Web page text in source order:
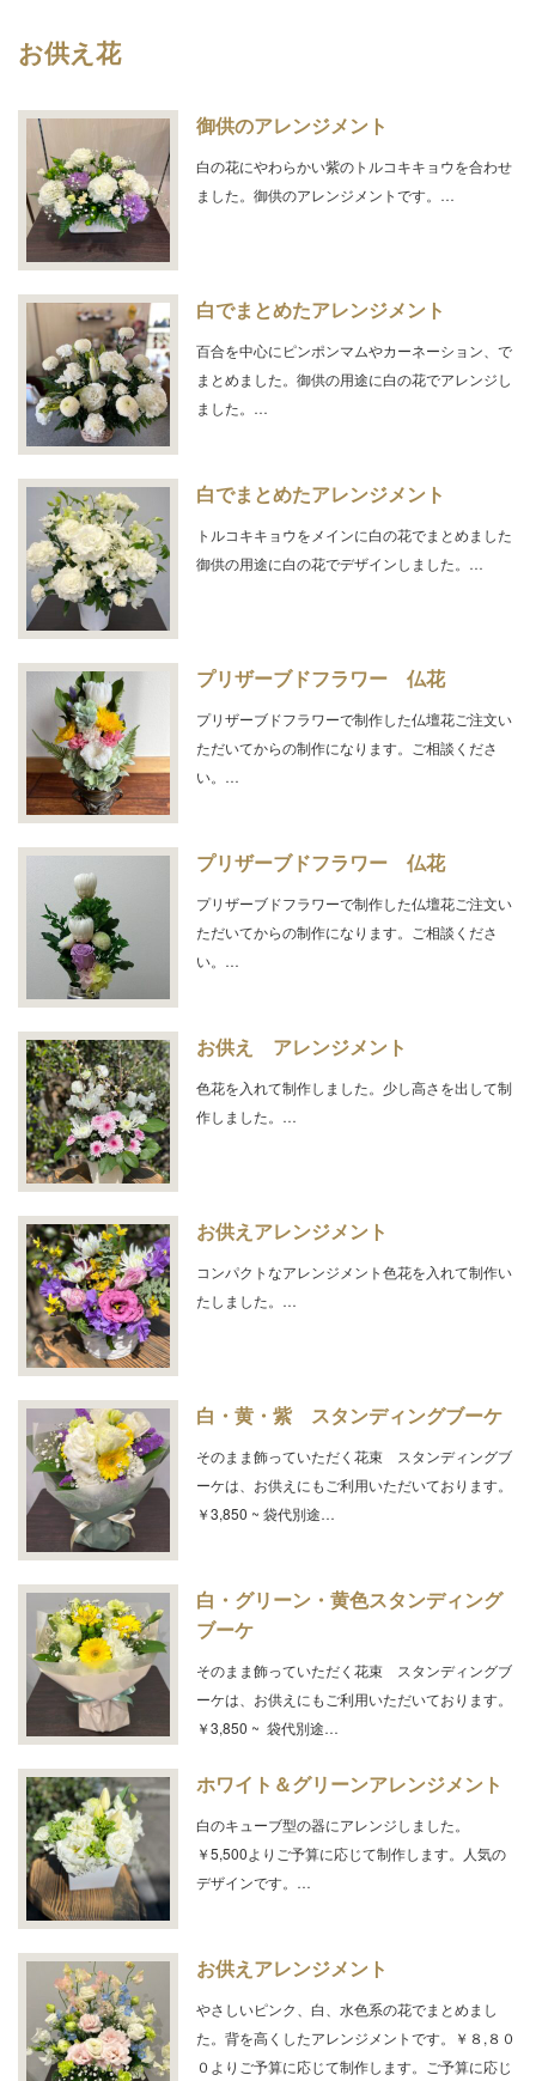
お供え花
御供のアレンジメント
白の花にやわらかい紫のトルコキキョウを合わせ
ました。御供のアレンジメントです。…
白でまとめたアレンジメント
百合を中心にピンポンマムやカーネーション、で
まとめました。御供の用途に白の花でアレンジし
ました。…
白でまとめたアレンジメント
トルコキキョウをメインに白の花でまとめました
御供の用途に白の花でデザインしました。…
プリザーブドフラワー 仏花
プリザーブドフラワーで制作した仏壇花ご注文い
ただいてからの制作になります。ご相談くださ
い。…
プリザーブドフラワー 仏花
プリザーブドフラワーで制作した仏壇花ご注文い
ただいてからの制作になります。ご相談くださ
い。…
お供え アレンジメント
色花を入れて制作しました。少し高さを出して制
作しました。…
お供えアレンジメント
コンパクトなアレンジメント色花を入れて制作い
たしました。…
白・黄・紫 スタンディングブーケ
そのまま飾っていただく花束 スタンディングブ
ーケは、お供えにもご利用いただいております。
￥3,850 ~ 袋代別途…
白・グリーン・黄色スタンディング
ブーケ
そのまま飾っていただく花束 スタンディングブ
ーケは、お供えにもご利用いただいております。
￥3,850 ~ 袋代別途…
ホワイト＆グリーンアレンジメント
白のキューブ型の器にアレンジしました。
￥5,500よりご予算に応じて制作します。人気の
デザインです。…
お供えアレンジメント
やさしいピンク、白、水色系の花でまとめまし
た。背を高くしたアレンジメントです。￥８,８０
０よりご予算に応じて制作します。ご予算に応じ